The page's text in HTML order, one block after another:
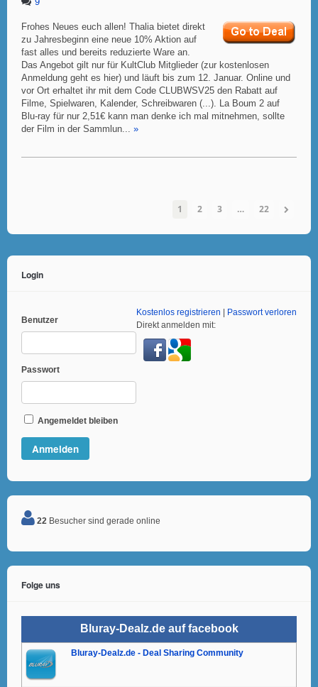
9
Frohes Neues euch allen! Thalia bietet direkt
zu Jahresbeginn eine neue 10% Aktion auf
fast alles und bereits reduzierte Ware an.
Das Angebot gilt nur für KultClub Mitglieder (zur kostenlosen
Anmeldung geht es hier) und läuft bis zum 12. Januar. Online und
vor Ort erhaltet ihr mit dem Code CLUBWSV25 den Rabatt auf
Filme, Spielwaren, Kalender, Schreibwaren (...). La Boum 2 auf
Blu-ray für nur 2,51€ kann man denke ich mal mitnehmen, sollte
der Film in der Sammlun... »
1 2 3 … 22
Login
Benutzer
Passwort
Angemeldet bleiben
Kostenlos registrieren
Passwort verloren
Direkt anmelden mit:
22 Besucher sind gerade online
Folge uns
Bluray-Dealz.de auf facebook
Bluray-Dealz.de - Deal Sharing Community